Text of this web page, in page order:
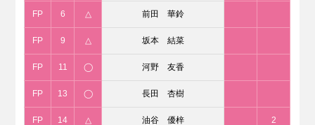
FP 6 △ 前田 華鈴
FP 9 △ 坂本 結菜
FP 11 ◯ 河野 友香
FP 13 ◯ 長田 杏樹
FP 14 △ 油谷 優梓 2